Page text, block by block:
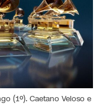
(1º). Caetano Veloso e